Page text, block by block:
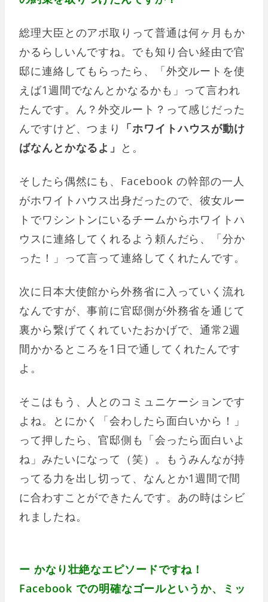
総理大臣とのアポ取りって普通は何ヶ月もか
かるらしいんですね。でも知り合い経由で官
邸に連絡してもらったら、「外交ルートを使
えば1週間でなんとかなるかも」って言われ
たんです。ん？外交ルート？って感じだった
んですけど、つまり
「ホワイトハウスが動け
ばなんとかなるよ」 と。
そしたら偶然にも、Facebook の幹部の一人
がホワイトハウス出身だったので、彼女ルー
トでワシントンにいるチームからホワイトハ
ウスに連絡してくれるよう頼んだら、「分か
った！」って言って連絡してくれたんです。
次に日本大使館から外務省に入っていく流れ
なんですが、事前に官邸側が外務省を通じて
裏から繋げてくれていたおかげで、通常2週
間かかるところを1日で通してくれたんです
よ。
そこはもう、人とのコミュニケーションです
よね。とにかく「会わしたら面白いから！」
って押したら、官邸側も「会ったら面白いよ
ね」みたいになって（笑）。もうみんなが持
ってる力を出し切って、なんとか1週間で間
に合わすことができたんです。あの時はシビ
れましたね。
ー かなり壮絶なエピソードですね！
Facebook での明確なゴールというか、ミッ